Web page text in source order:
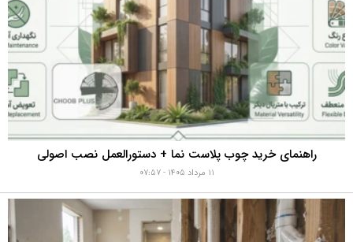
راهنمای خرید چوب پلاست نما + دستورالعمل نصب اصولی